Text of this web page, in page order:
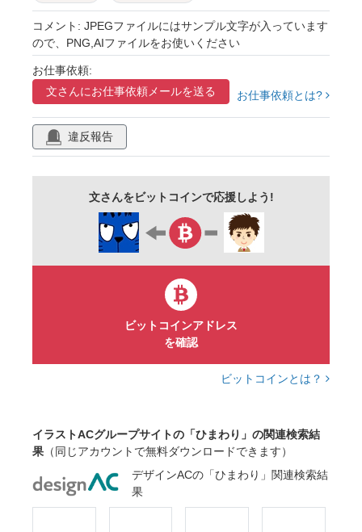
ボタニカル 花 メモ 可愛い 宣伝
招待状 ネイチャー チラシ ツツジ
ポストカード
タイトルスペース 広告 葉っぱ
多目的カード
ビラ フラワーショップ
サンキューカード メッセージカード
コピースペース ハガキ 綺麗 母の日
ノートカード 女子的 ガーリー
白バックグラウンド
コメント: JPEGファイルにはサンプル文字が入っています
ので、PNG,AIファイルをお使いください
お仕事依頼:
文さんにお仕事依頼メールを送る お仕事依頼とは?
違反報告
文さんをビットコインで応援しよう!
ビットコインアドレス
を確認
ビットコインとは？
イラストACグループサイトの「ひまわり」の関連検索結
果 （同じアカウントで無料ダウンロードできます）
デザインACの「ひまわり」関連検索結
果